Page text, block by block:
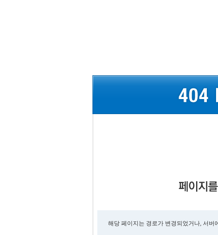
해당 페이지는 경로가 변경되었거나, 서